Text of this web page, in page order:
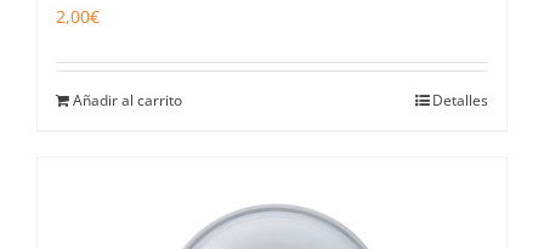
2,00€
Añadir al carrito Detalles